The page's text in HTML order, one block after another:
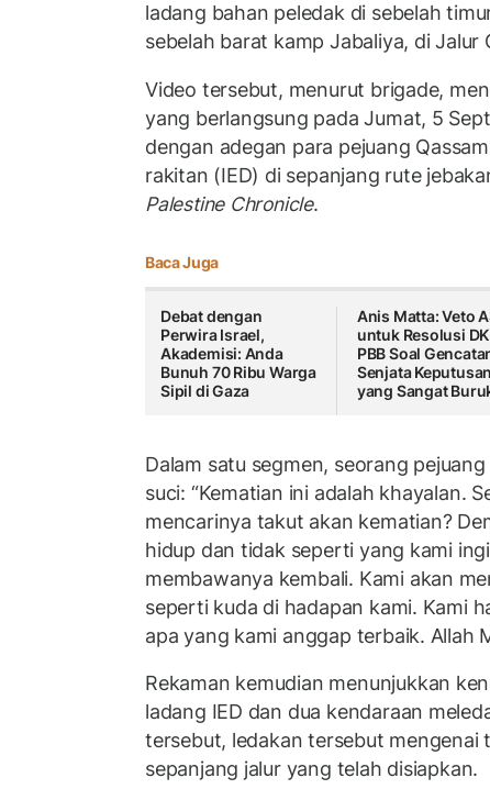
ladang bahan peledak di sebelah
sebelah barat kamp Jabaliya, di Jalur
Video tersebut, menurut brigade,
yang berlangsung pada Jumat, 5
dengan adegan para pejuang
rakitan (IED) di sepanjang rute
Palestine Chronicle.
Baca Juga
Debat dengan
Perwira Israel,
Akademisi: Anda
Bunuh 70 Ribu Warga
Sipil di Gaza
Anis Matta: Veto
untuk Resolusi DK
PBB Soal
Senjata Keputusan
yang Sangat
Dalam satu segmen, seorang
suci: “Kematian ini adalah khayalan.
mencarinya takut akan kematian?
hidup dan tidak seperti yang kami
membawanya kembali. Kami akan
seperti kuda di hadapan kami. Kami
apa yang kami anggap terbaik. Allah
Rekaman kemudian menunjukkan
ladang IED dan dua kendaraan
tersebut, ledakan tersebut mengenai
sepanjang jalur yang telah disiapkan.